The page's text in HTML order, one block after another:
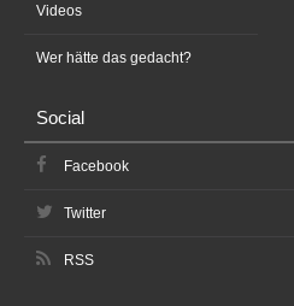
Videos
Wer hätte das gedacht?
Social
Facebook
Twitter
RSS